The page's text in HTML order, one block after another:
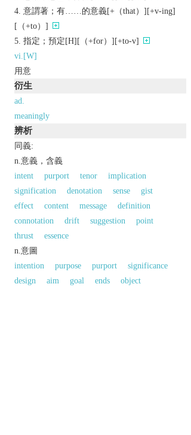
意謂著；有……的意義[+（that）][+v-ing]
[（+to）]
指定；預定[H][（+for）][+to-v]
vi.[W]
用意
衍生
ad.
meaningly
辨析
同義:
n.意義，含義
intent
purport tenor
implication
signification
denotation sense
gist
effect
content message
definition
connotation
drift suggestion
point
thrust
essence
n.意圖
intention
purpose purport
significance
design
aim goal ends
object